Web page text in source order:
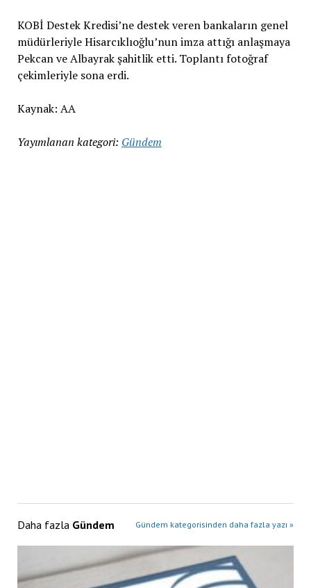
KOBİ Destek Kredisi’ne destek veren bankaların genel
müdürleriyle Hisarcıklıoğlu’nun imza attığı anlaşmaya
Pekcan ve Albayrak şahitlik etti. Toplantı fotoğraf
çekimleriyle sona erdi.
Kaynak: AA
Yayımlanan kategori: Gündem
Daha fazla Gündem Gündem kategorisinden daha fazla yazı »